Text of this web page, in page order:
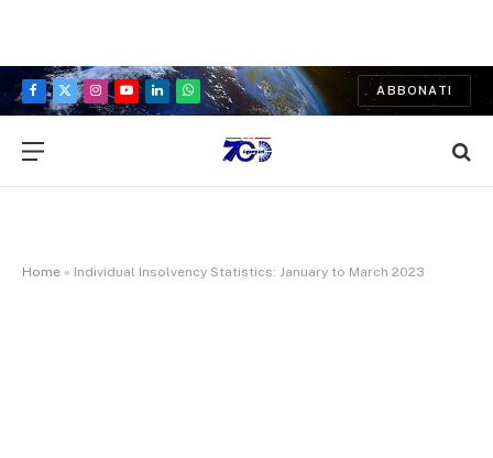
Facebook
X
Instagram
YouTubeLinkedInWhatsApp
ABBONATI
Home » Individual Insolvency Statistics: January to March 2023